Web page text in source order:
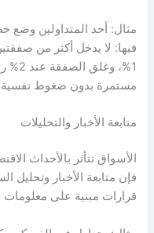
مثال: أحد المتداولين وضع
فيها: لا يدخل أكثر من
1%،
مستمرة بدون ضغوط نفسية
متابعة الأخبار والتحليلات
الأسواق تتأثر بالأحداث
فإن متابعة الأخبار وتحليل
قرارات مبنية على